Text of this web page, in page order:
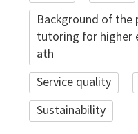
Background of
tutoring for higher
ath
Service quality
Sustainability